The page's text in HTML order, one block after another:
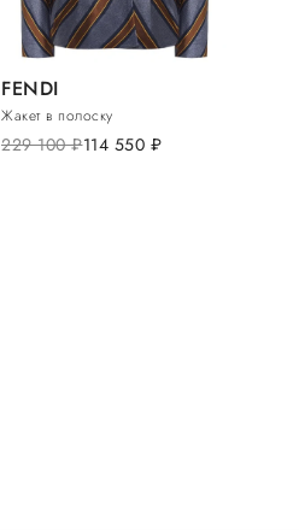
FENDI
Жакет в полоску
229 100руб.114 550 руб.